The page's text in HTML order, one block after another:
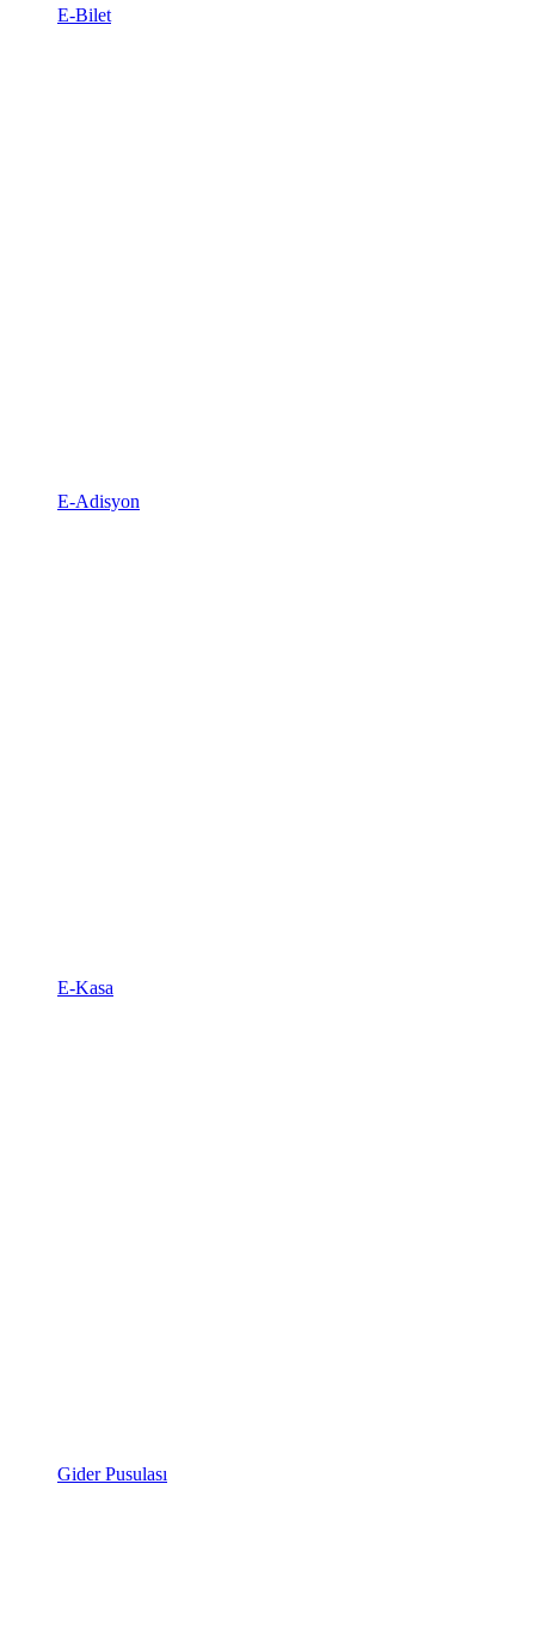
E-Bilet
E-Adisyon
E-Kasa
Gider Pusulası